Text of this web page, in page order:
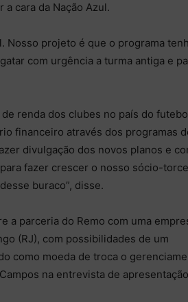
cara da Nação Azul.
Nosso projeto é que o programa
com urgência a turma antiga e
renda dos clubes no país do
financeiro através dos programas
divulgação dos novos planos e
fazer crescer o nosso sócio-
buraco”, disse.
a parceria do Remo com uma
(RJ), com possibilidades de um
como moeda de troca o
na entrevista de